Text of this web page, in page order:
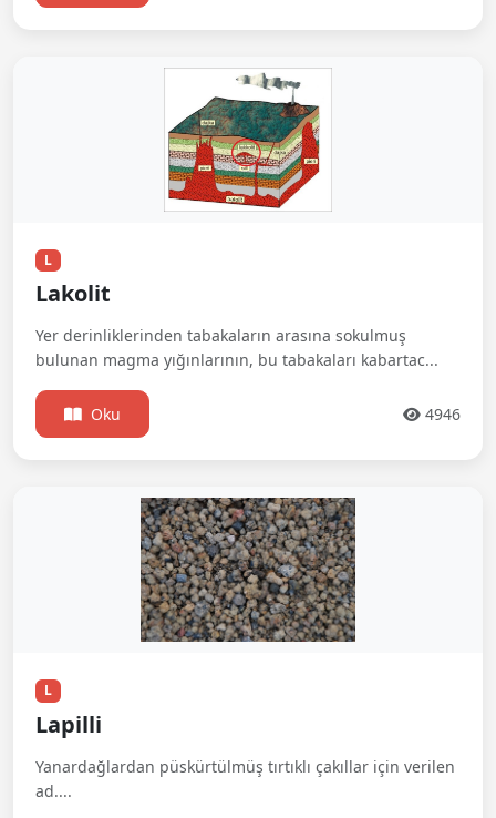
L
Lakolit
Yer derinliklerinden tabakaların arasına sokulmuş
bulunan magma yığınlarının, bu tabakaları kabartac...
Oku 4946
L
Lapilli
Yanardağlardan püskürtülmüş tırtıklı çakıllar için verilen
ad....